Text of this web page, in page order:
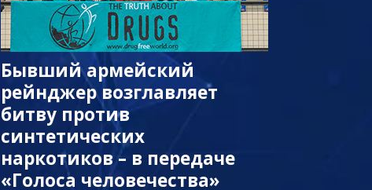
Бывший армейский
рейнджер возглавляет
битву против
синтетических
наркотиков – в передаче
«Голоса человечества»